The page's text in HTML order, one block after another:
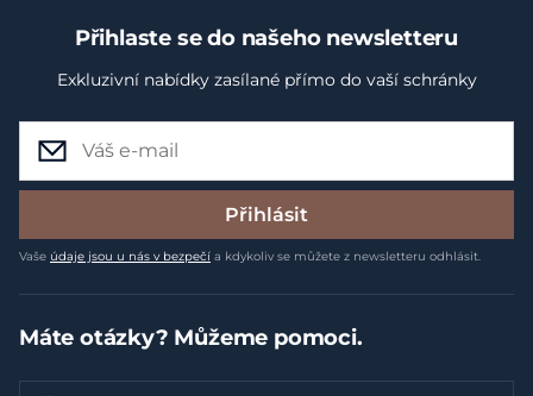
Přihlaste se do našeho newsletteru
Exkluzivní nabídky zasílané přímo do vaší schránky
Přihlásit
Vaše údaje jsou u nás v bezpečí a kdykoliv se můžete z newsletteru odhlásit.
Máte otázky? Můžeme pomoci.